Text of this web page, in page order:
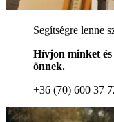
Segítségre lenne
Hívjon minket és
önnek.
+36 (70) 600 37